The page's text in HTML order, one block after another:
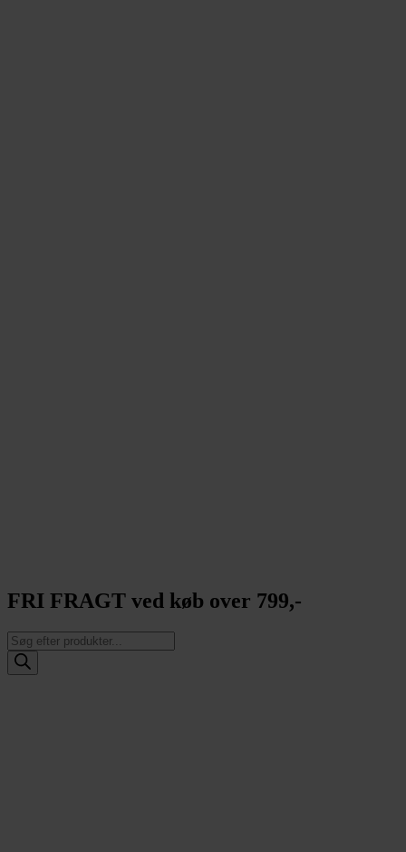
FRI FRAGT ved køb over 799,-
Products
search